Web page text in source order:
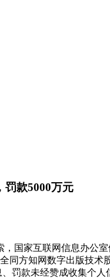
罚款5000万元
国家互联网信息办公
同方知网数字出版技
罚款未经赞成收集个